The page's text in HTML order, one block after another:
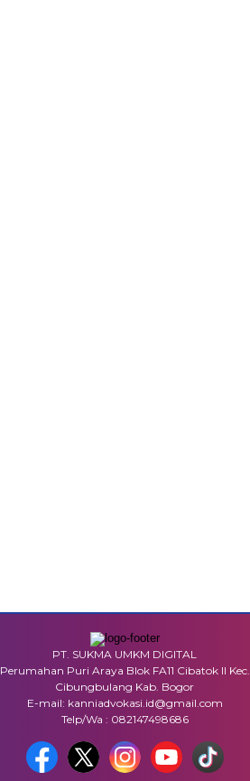
PT. SUKMA UMKM DIGITAL
Perumahan Puri Araya Blok FA11 Cibatok II Kec.
Cibungbulang Kab. Bogor
E-mail: kanniadvokasi.id@gmail.com
Telp/Wa : 082147498686